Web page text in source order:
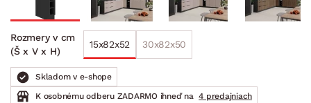
Rozmery v cm
(Š x V x H)
15x82x52 30x82x50
Skladom v e-shope
K osobnému odberu ZADARMO ihneď na 4 predajniach